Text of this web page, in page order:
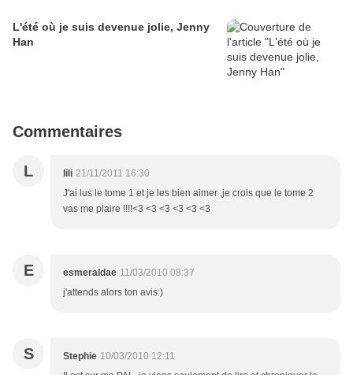
L'été où je suis devenue jolie, Jenny
Han
Commentaires
L lili 21/11/2011 16:30
J'ai lus le tome 1 et je les bien aimer ,je crois que le tome 2
vas me plaire !!!!<3 <3 <3 <3 <3 <3
E esmeraldae 11/03/2010 08:37
j'attends alors ton avis:)
S Stephie 10/03/2010 12:11